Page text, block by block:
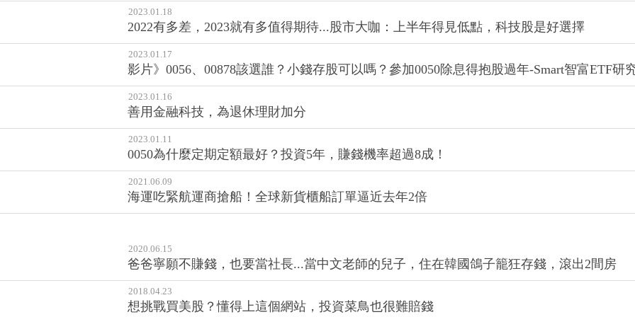
2023.01.18
2022有多差，2023就有多值得期待...股市大咖：上半年得見低點，科技股是好選擇
2023.01.17
影片》0056、00878該選誰？小錢存股可以嗎？參加0050除息得抱股過年-Smart智富ETF研
2023.01.16
善用金融科技，為退休理財加分
2023.01.11
0050為什麼定期定額最好？投資5年，賺錢機率超過8成！
2021.06.09
海運吃緊航運商搶船！全球新貨櫃船訂單逼近去年2倍
2020.06.15
爸爸寧願不賺錢，也要當社長...當中文老師的兒子，住在韓國鴿子籠狂存錢，滾出2間房
2018.04.23
想挑戰買美股？懂得上這個網站，投資菜鳥也很難賠錢